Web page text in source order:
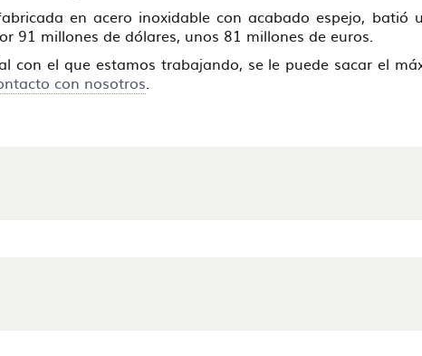
en acero inoxidable con acabado espejo,
91 millones de dólares, unos 81 millones de euros.
con el que estamos trabajando, se le puede sacar el
con nosotros.